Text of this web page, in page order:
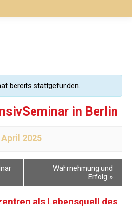
bereits stattgefunden.
in Berlin
April 2025
Wahrnehmung und
Erfolg »
als Lebensquell des